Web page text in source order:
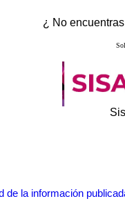
¿ No
de la información